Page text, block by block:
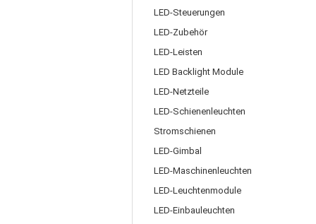
LED-Steuerungen
LED-Zubehör
LED-Leisten
LED Backlight Module
LED-Netzteile
LED-Schienenleuchten
Stromschienen
LED-Gimbal
LED-Maschinenleuchten
LED-Leuchtenmodule
LED-Einbauleuchten